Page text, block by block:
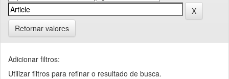
Retornar valores
Adicionar filtros:
Utilizar filtros para refinar o resultado de busca.